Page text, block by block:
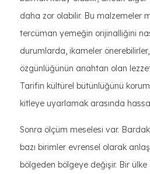
daha zor olabilir. Bu malzemeler
tercüman yemeğin orijinalliğini
durumlarda, ikameler
özgünlüğünün anahtarı olan
Tarifin kültürel bütünlüğünü
kitleye uyarlamak arasında
Sonra ölçüm meselesi var.
bazı birimler evrensel olarak
bölgeden bölgeye değişir. Bir